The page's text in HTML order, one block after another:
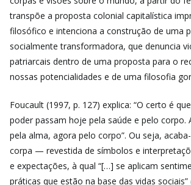
transpõe a proposta colonial capitalística
filosófico e intenciona a construção de uma
socialmente transformadora, que denuncia
patriarcais dentro de uma proposta para o
nossas potencialidades e de uma filosofia
Foucault (1997, p. 127) explica: “O certo é
poder passam hoje pela saúde e pelo corpo.
pela alma, agora pelo corpo”. Ou seja,
corpa — revestida de símbolos e
e expectações, à qual “[…] se aplicam
práticas que estão na base das vidas sociais”